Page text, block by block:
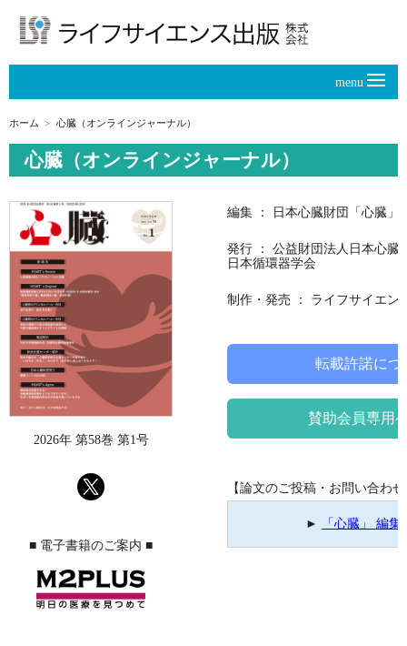
menu
ホーム 心臓（オンラインジャーナル）
心臓（オンラインジャーナル）
2026年 第58巻 第1号
■ 電子書籍のご案内 ■
編集 ： 日本心臓財団「心臓」
発行 ： 公益財団法人日本心臓
日本循環器学会
制作・発売 ： ライフサイエン
転載許諾につ
賛助会員専用
【論文のご投稿・お問い合わ
► 「心臓」 編集